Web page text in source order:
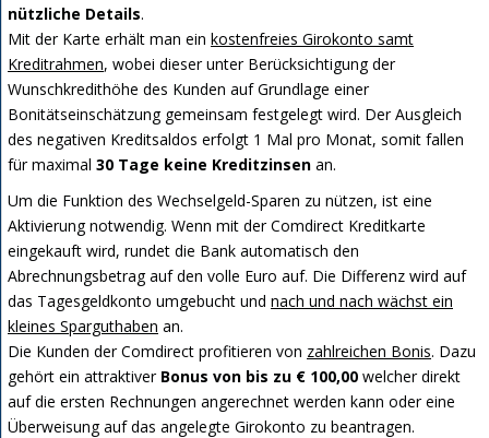
nützliche Details.
Mit der Karte erhält man ein kostenfreies Girokonto samt
Kreditrahmen, wobei dieser unter Berücksichtigung der
Wunschkredithöhe des Kunden auf Grundlage einer
Bonitätseinschätzung gemeinsam festgelegt wird. Der Ausgleich
des negativen Kreditsaldos erfolgt 1 Mal pro Monat, somit fallen
für maximal 30 Tage keine Kreditzinsen an.
Um die Funktion des Wechselgeld-Sparen zu nützen, ist eine
Aktivierung notwendig. Wenn mit der Comdirect Kreditkarte
eingekauft wird, rundet die Bank automatisch den
Abrechnungsbetrag auf den volle Euro auf. Die Differenz wird auf
das Tagesgeldkonto umgebucht und nach und nach wächst ein
kleines Sparguthaben an.
Die Kunden der Comdirect profitieren von zahlreichen Bonis. Dazu
gehört ein attraktiver Bonus von bis zu € 100,00 welcher direkt
auf die ersten Rechnungen angerechnet werden kann oder eine
Überweisung auf das angelegte Girokonto zu beantragen.